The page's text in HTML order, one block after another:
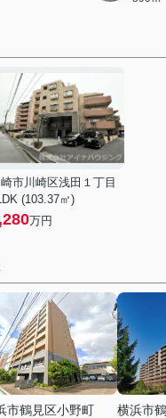
崎市川崎区浅田１丁目
(103.37㎡)
万円
市鶴見区小野町
横浜市